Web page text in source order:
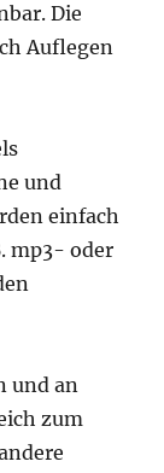
Die
Auflegen
und
einfach
mp3- oder
und an
zum